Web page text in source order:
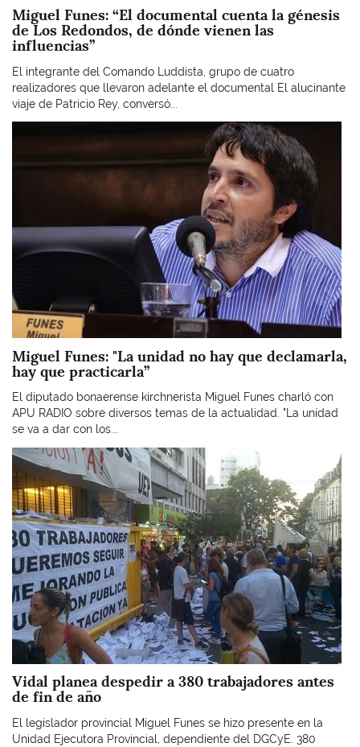
Miguel Funes: “El documental cuenta la génesis
de Los Redondos, de dónde vienen las
influencias”
El integrante del Comando Luddista, grupo de cuatro
realizadores que llevaron adelante el documental El alucinante
viaje de Patricio Rey, conversó...
Miguel Funes: "La unidad no hay que declamarla,
hay que practicarla”
El diputado bonaerense kirchnerista Miguel Funes charló con
APU RADIO sobre diversos temas de la actualidad. "La unidad
se va a dar con los...
Imagen
Vidal planea despedir a 380 trabajadores antes
de fin de año
El legislador provincial Miguel Funes se hizo presente en la
Unidad Ejecutora Provincial, dependiente del DGCyE. 380